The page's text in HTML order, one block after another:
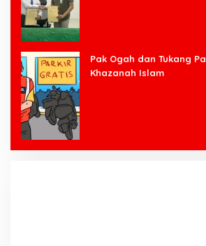
Pak Ogah dan Tukang
Khazanah Islam